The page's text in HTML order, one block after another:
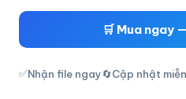
🛒 Mua ngay
✅Nhận file ngay🔄Cập nhật